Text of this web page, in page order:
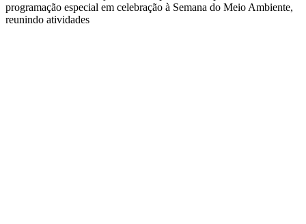
programação especial em celebração à Semana do Meio Ambiente,
reunindo atividades